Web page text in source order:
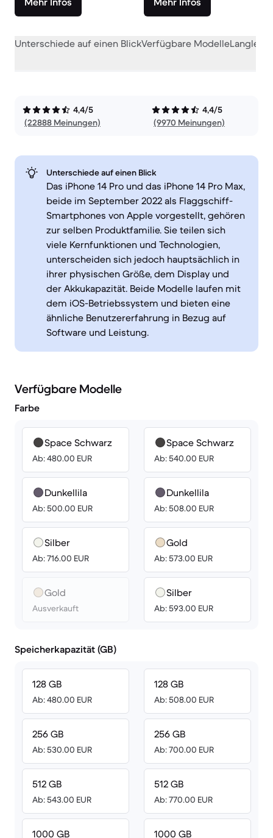
Unterschiede auf einen BlickVerfügbare Modelle
4,4/5
(22888 Meinungen)
4,4/5
(9970 Meinungen)
Unterschiede auf einen Blick
Das iPhone 14 Pro und das iPhone 14 Pro Max,
beide im September 2022 als Flaggschiff-
Smartphones von Apple vorgestellt, gehören
zur selben Produktfamilie. Sie teilen sich
viele Kernfunktionen und Technologien,
unterscheiden sich jedoch hauptsächlich in
ihrer physischen Größe, dem Display und
der Akkukapazität. Beide Modelle laufen mit
dem iOS-Betriebssystem und bieten eine
ähnliche Benutzererfahrung in Bezug auf
Software und Leistung.
Verfügbare Modelle
Farbe
Space Schwarz
Ab: 480.00 EUR
Dunkellila
Ab: 500.00 EUR
Silber
Ab: 716.00 EUR
Gold
Ausverkauft
Space Schwarz
Ab: 540.00 EUR
Dunkellila
Ab: 508.00 EUR
Gold
Ab: 573.00 EUR
Silber
Ab: 593.00 EUR
Speicherkapazität (GB)
128 GB
Ab: 480.00 EUR
256 GB
Ab: 530.00 EUR
512 GB
Ab: 543.00 EUR
1000 GB
128 GB
Ab: 508.00 EUR
256 GB
Ab: 700.00 EUR
512 GB
Ab: 770.00 EUR
1000 GB